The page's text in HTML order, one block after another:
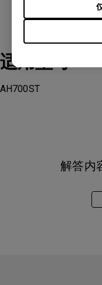
适用型号
AH700ST
解答内